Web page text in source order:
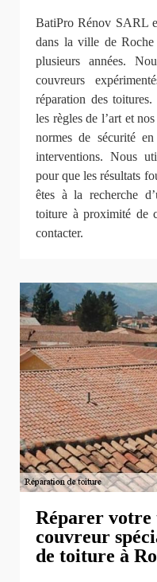
BatiPro Rénov SARL
dans la ville de
plusieurs années.
couvreurs
réparation des
les règles de l’art et
normes de sécurité
interventions. Nous
pour que les résultats
êtes à la recherche
toiture à proximité de
contacter.
Réparer votre
couvreur
de toiture à